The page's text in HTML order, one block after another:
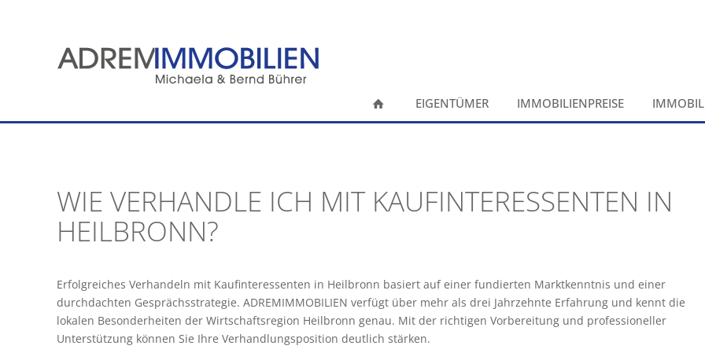
EIGENTÜMER IMMOBILIENPREISE
WIE VERHANDLE ICH MIT KAUFINTERESSENTEN IN
HEILBRONN?
Erfolgreiches Verhandeln mit Kaufinteressenten in Heilbronn basiert auf einer fundierten Marktkenntnis und einer
durchdachten Gesprächsstrategie. ADREMIMMOBILIEN verfügt über mehr als drei Jahrzehnte Erfahrung und kennt die
lokalen Besonderheiten der Wirtschaftsregion Heilbronn genau. Mit der richtigen Vorbereitung und professioneller
Unterstützung können Sie Ihre Verhandlungsposition deutlich stärken.